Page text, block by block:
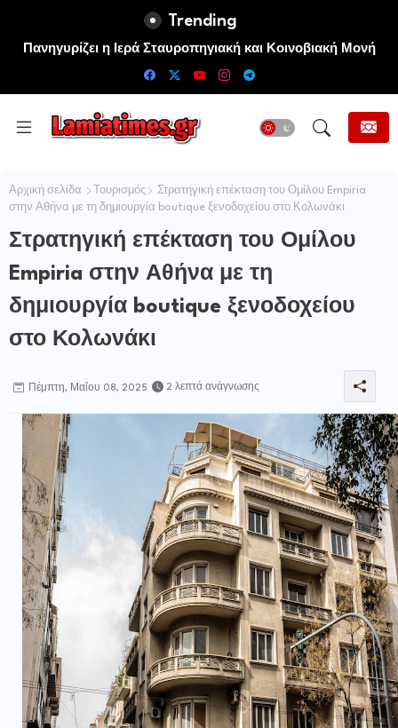
Trending
Πανηγυρίζει η Ιερά Σταυροπηγιακή και Κοινοβιακή Μονή
Μεταμορφώσεως του Σωτήρος Καμενων Βουρλων (Μονή
Αρχική σελίδα Τουρισμός
Στρατηγική επέκταση του Ομίλου Empiria
στην Αθήνα με τη δημιουργία boutique ξενοδοχείου στο Κολωνάκι
Στρατηγική επέκταση του Ομίλου
Empiria στην Αθήνα με τη
δημιουργία boutique ξενοδοχείου
στο Κολωνάκι
Πέμπτη, Μαΐου 08, 2025 2 λεπτά ανάγνωσης